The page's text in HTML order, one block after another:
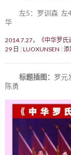
左5：罗训森 左
华
2014.7.27，《中华罗氏
29 日
LUOXUNSEN 添
标题插图： 罗元
陈勇